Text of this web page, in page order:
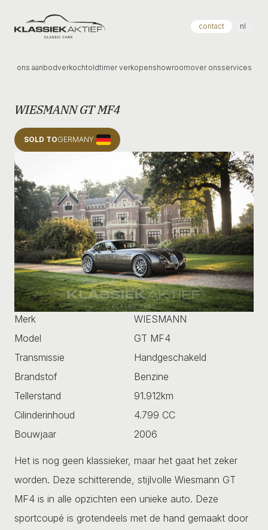
Klassiek Aktief contact nl
ons aanbodverkochtoldtimer verkopenshowroomover onsservices
WIESMANN GT MF4
SOLD TOGERMANY
Merk
WIESMANN
Model
GT MF4
Transmissie
Handgeschakeld
Brandstof
Benzine
Tellerstand
91.912km
Cilinderinhoud
4.799 CC
Bouwjaar
2006
Het is nog geen klassieker, maar het gaat het zeker
worden. Deze schitterende, stijlvolle Wiesmann GT
MF4 is in alle opzichten een unieke auto. Deze
sportcoupé is grotendeels met de hand gemaakt door